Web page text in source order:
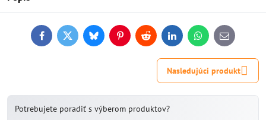
FacebookTwitterBlueskyPinterestReddit LinkedInWhatsApp
E-
mail
Nasledujúci produkt
Potrebujete poradiť s výberom produktov?